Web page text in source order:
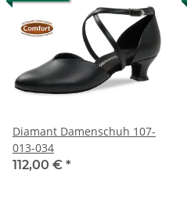
Diamant Damenschuh 107-
013-034
112,00 € *